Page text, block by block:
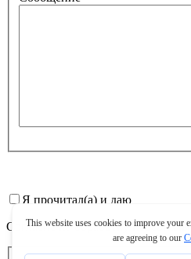
Я прочитал(а) и даю
Согласие на обработку